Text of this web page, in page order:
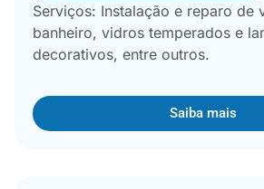
Serviços: Instalação e reparo de
banheiro, vidros temperados e
decorativos, entre outros.
Saiba mais